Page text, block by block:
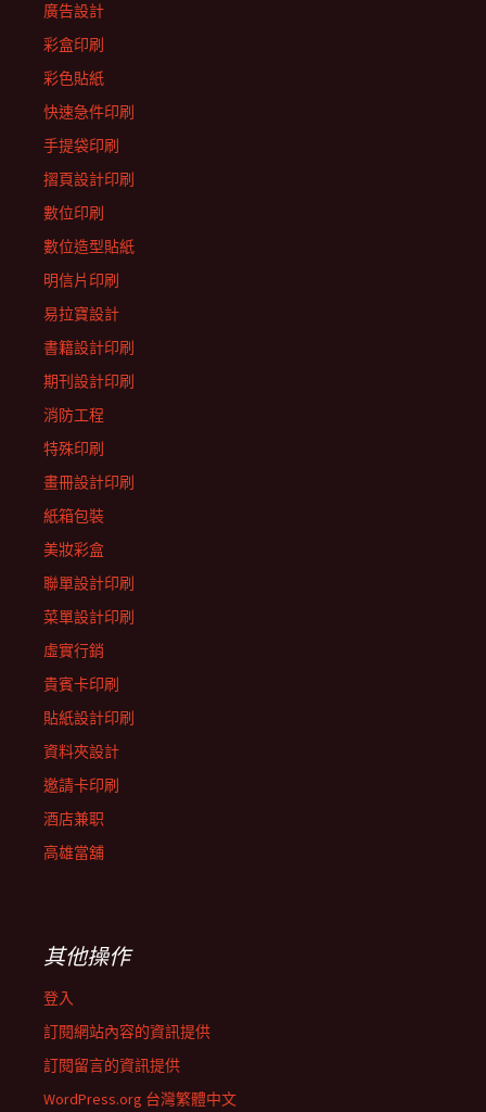
廣告設計
彩盒印刷
彩色貼紙
快速急件印刷
手提袋印刷
摺頁設計印刷
數位印刷
數位造型貼紙
明信片印刷
易拉寶設計
書籍設計印刷
期刊設計印刷
消防工程
特殊印刷
畫冊設計印刷
紙箱包裝
美妝彩盒
聯單設計印刷
菜單設計印刷
虛實行銷
貴賓卡印刷
貼紙設計印刷
資料夾設計
邀請卡印刷
酒店兼职
高雄當舖
其他操作
登入
訂閱網站內容的資訊提供
訂閱留言的資訊提供
WordPress.org 台灣繁體中文